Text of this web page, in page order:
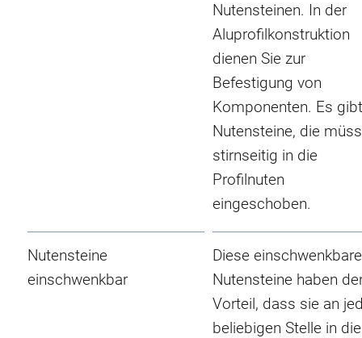
Nutensteinen. In der
Aluprofilkonstruktion
dienen Sie zur
Befestigung von
Komponenten. Es gibt
Nutensteine, die
stirnseitig in die
Profilnuten
eingeschoben.
Nutensteine
einschwenkbar
Diese
Nutensteine haben
Vorteil, dass sie an
beliebigen Stelle in die